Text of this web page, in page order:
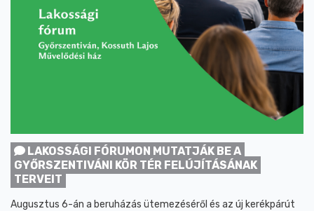
LAKOSSÁGI FÓRUMON MUTATJÁK BE A
GYŐRSZENTIVÁNI KÖR TÉR FELÚJÍTÁSÁNAK
TERVEIT
Augusztus 6-án a beruházás ütemezéséről és az új kerékpárút